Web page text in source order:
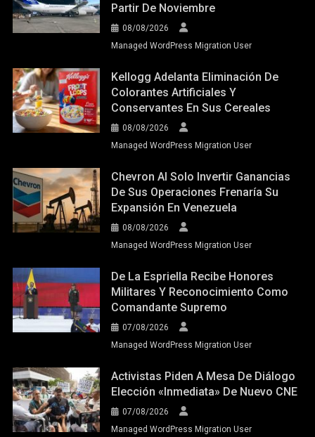
Partir De Noviembre
08/08/2026
Managed WordPress Migration User
Kellogg Adelanta Eliminación De
Colorantes Artificiales Y
Conservantes En Sus Cereales
08/08/2026
Managed WordPress Migration User
Chevron Al Solo Invertir Ganancias
De Sus Operaciones Frenaría Su
Expansión En Venezuela
08/08/2026
Managed WordPress Migration User
De La Espriella Recibe Honores
Militares Y Reconocimiento Como
Comandante Supremo
07/08/2026
Managed WordPress Migration User
Activistas Piden A Mesa De Diálogo
Elección «inmediata» De Nuevo CNE
07/08/2026
Managed WordPress Migration User